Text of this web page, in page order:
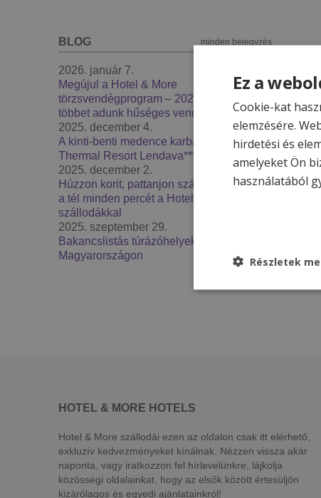
BLOG minden bejegyzés
2026. január 7.
Megújul a Hotel & More
törzsvendégprogram – 2026-ban még
többet adunk hűséges vendégeinknek
2025. december 4.
A kinti-benti medence karbantartás -
Thermal Resort Lendava***
2025. december 2.
Húzzon korit, pattanjon szánkóra – Élje át
a tél minden percét a Hotel & More
szállodákkal
2025. szeptember 29.
Bakancslistás túrázóhelyek
Magyarországon
HOTEL & MORE HOTELS
Hotel & More szállodái ezen az oldalon csak itt elérhető,
exkluzív kedvezményeket kínálnak. Nézzen vissza akár
naponta, vagy iratkozzon fel hírlevelünkre, lájkolja
közösségi oldalainkat, hogy az elsők között értesüljön
kizárólagos és egyedi ajánlatainkról!
Ez a
Cookie-kat
elemzésére.
hirdetési és
amelyeket Ön
használatából
Részletek